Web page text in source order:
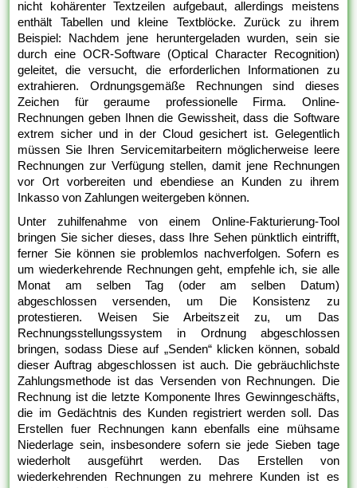
nicht kohärenter Textzeilen aufgebaut, allerdings meistens
enthält Tabellen und kleine Textblöcke. Zurück zu ihrem
Beispiel: Nachdem jene heruntergeladen wurden, sein sie
durch eine OCR-Software (Optical Character Recognition)
geleitet, die versucht, die erforderlichen Informationen zu
extrahieren. Ordnungsgemäße Rechnungen sind dieses
Zeichen für geraume professionelle Firma. Online-
Rechnungen geben Ihnen die Gewissheit, dass die Software
extrem sicher und in der Cloud gesichert ist. Gelegentlich
müssen Sie Ihren Servicemitarbeitern möglicherweise leere
Rechnungen zur Verfügung stellen, damit jene Rechnungen
vor Ort vorbereiten und ebendiese an Kunden zu ihrem
Inkasso von Zahlungen weitergeben können.
Unter zuhilfenahme von einem Online-Fakturierung-Tool
bringen Sie sicher dieses, dass Ihre Sehen pünktlich eintrifft,
ferner Sie können sie problemlos nachverfolgen. Sofern es
um wiederkehrende Rechnungen geht, empfehle ich, sie alle
Monat am selben Tag (oder am selben Datum)
abgeschlossen versenden, um Die Konsistenz zu
protestieren. Weisen Sie Arbeitszeit zu, um Das
Rechnungsstellungssystem in Ordnung abgeschlossen
bringen, sodass Diese auf „Senden“ klicken können, sobald
dieser Auftrag abgeschlossen ist auch. Die gebräuchlichste
Zahlungsmethode ist das Versenden von Rechnungen. Die
Rechnung ist die letzte Komponente Ihres Gewinngeschäfts,
die im Gedächtnis des Kunden registriert werden soll. Das
Erstellen fuer Rechnungen kann ebenfalls eine mühsame
Niederlage sein, insbesondere sofern sie jede Sieben tage
wiederholt ausgeführt werden. Das Erstellen von
wiederkehrenden Rechnungen zu mehrere Kunden ist es